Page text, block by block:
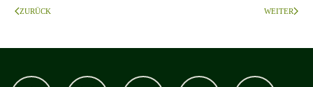
ZURÜCK WEITER